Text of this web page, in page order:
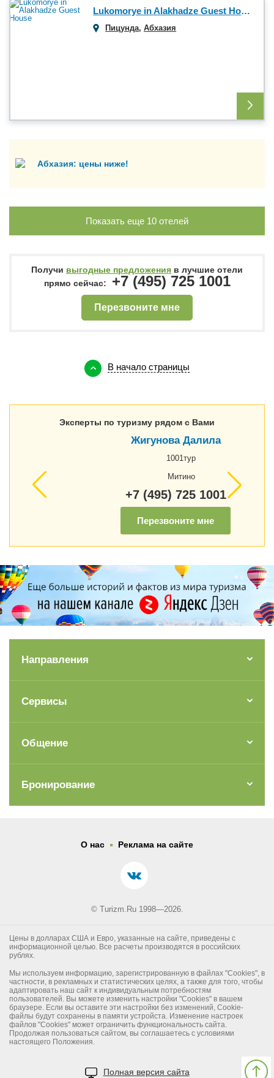
Lukomorye in Alakhadze Guest House
Пицунда,Абхазия
Абхазия: цены ниже!
Показать еще 10 отелей
Получи выгодные предложения в лучшие отели
прямо сейчас:
+7 (495) 725 1001
Перезвоните мне
В начало страницы
Эксперты по туризму рядом с Вами
Жигунова Далила
1001тур
Митино
+7 (495) 725 1001
Перезвоните мне
Направления
Сервисы
Общение
Бронирование
О нас . Реклама на сайте
© Turizm.Ru 1998—2026.
Цены в долларах США и Евро, указанные на сайте, приведены с
информационной целью. Все расчеты производятся в российских
рублях.
Мы используем информацию, зарегистрированную в файлах "Cookies", в
частности, в рекламных и статистических целях, а также для того, чтобы
адаптировать наш сайт к индивидуальным потребностям
пользователей. Вы можете изменить настройки "Cookies" в вашем
браузере. Если вы оставите эти настройки без изменений, Cookie-
файлы будут сохранены в памяти устройста. Изменение настроек
файлов "Cookies" может ограничить функциональность сайта.
Продолжая пользоваться сайтом, вы соглашаетесь с условиями
настоящего Положения.
Полная версия сайта